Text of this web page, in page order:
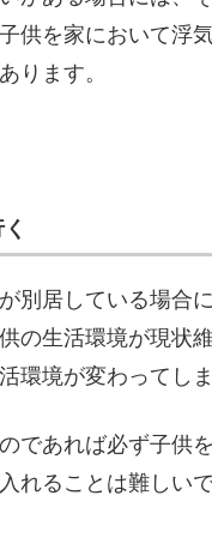
供を家において浮
ります。
別居している場合
の生活環境が現状
環境が変わってし
であれば必ず子供
れることは難しいで